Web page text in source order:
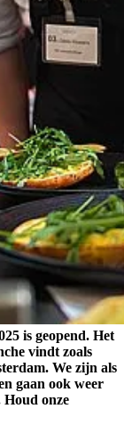
is geopend. Het
vindt zoals
We zijn als
gaan ook weer
Houd onze